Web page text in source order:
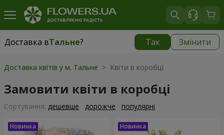
Доставка вТальне? Так Змінити
Доставка вТальне|
Доставка квітів у м. Тальне > Квіти в коробці
Замовити квіти в коробці
Сортування: дешевше дорожче популярні